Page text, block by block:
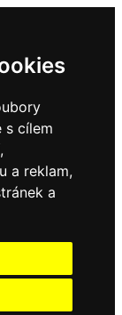
s cílem
a reklam,
a